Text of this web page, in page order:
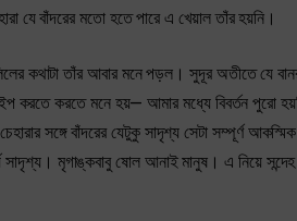
যে বাঁদরের মতো হতে পারে এ খেয়াল তাঁর হয়নি।
কথাটা তাঁর আবার মনে পড়ল। সুদূর অতীতে যে
করতে করতে মনে হয়— আমার মধ্যে বিবর্তন পুরো
সঙ্গে বাঁদরের যেটুকু সাদৃশ্য সেটা সম্পূর্ণ
সাদৃশ্য। মৃগাঙ্কবাবু ষোল আনাই মানুষ। এ নিয়ে